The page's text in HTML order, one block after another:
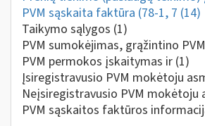
PVM sąskaita faktūra (78-1, 7 (14)
Taikymo sąlygos (1)
PVM sumokėjimas, grąžintino
PVM permokos įskaitymas ir (1)
Įsiregistravusio PVM mokėtoju
Neįsiregistravusio PVM mokėtoju
PVM sąskaitos faktūros